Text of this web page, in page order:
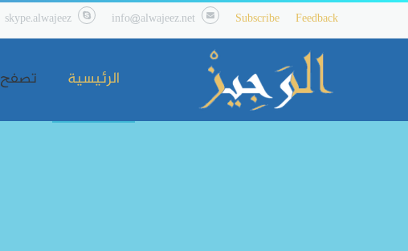
Feedback
Subscribe
info@alwajeez.net
skype.alwajeez
الرئيسية تصفح